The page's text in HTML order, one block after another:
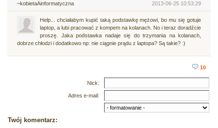
~kobietaAinformatyczna 2013-06-25 10:53:29
Help... chciałabym kupić taką podstawkę mężowi, bo mu się gotuje
laptop, a lubi pracować z kompem na kolanach. No i teraz doradźcie
proszę. Jaka podstawka nadaje się do trzymania na kolanach,
dobrze chłodzi i dodatkowo np: nie ciągnie prądu z laptopa? Są takie? :)
10
Nick:
Adres e-mail:
Twój komentarz: